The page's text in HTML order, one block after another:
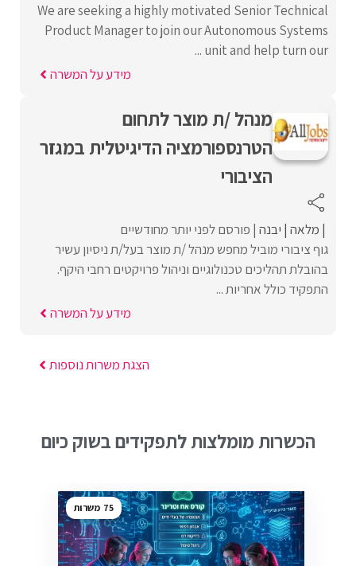
We are seeking a highly motivated Senior Technical
Product Manager to join our Autonomous Systems
unit and help turn our ...
מידע על המשרה
מנהל /ת מוצר לתחום
הטרנספורמציה הדיגיטלית במגזר
הציבורי
מלאה יבנה פורסם לפני יותר מחודשיים
גוף ציבורי מוביל מחפש מנהל /ת מוצר בעל/ת ניסיון עשיר
בהובלת תהליכים טכנולוגיים וניהול פרויקטים רחבי היקף.
התפקיד כולל אחריות ...
מידע על המשרה
הצגת משרות נוספות
הכשרות מומלצות לתפקידים בשוק כיום
75